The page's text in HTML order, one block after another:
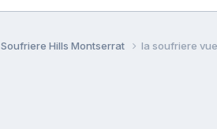
Soufriere Hills Montserrat la soufriere